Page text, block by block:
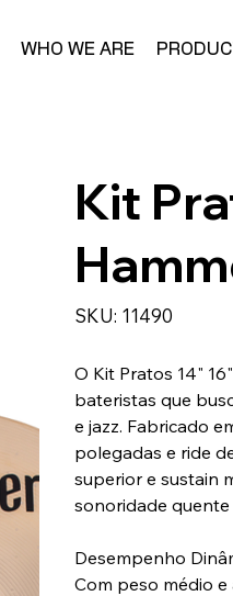
WHO WE ARE
Kit
SKU: SKU
11490
11490
O Kit Pratos 14"
bateristas que
e jazz. Fabricado
polegadas e ride
superior e sustain
sonoridade
Desempenho
Com peso médio